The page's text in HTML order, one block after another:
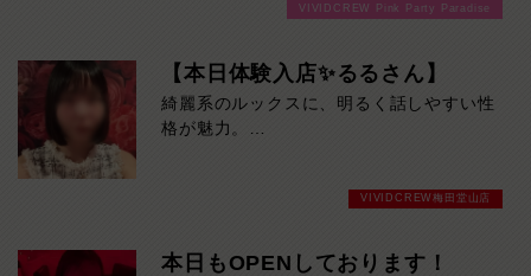
VIVIDCREW Pink Party Paradise
【本日体験入店✨るるさん】
綺麗系のルックスに、明るく話しやすい性
格が魅力。
VIVIDCREW梅田堂山店
本日もOPENしております！